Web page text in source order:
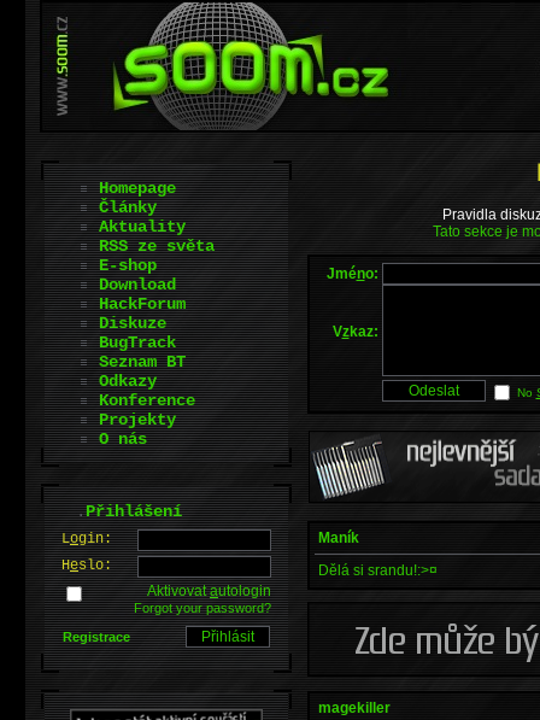
Pravidla
Tato sekce je
Jméno:
Vzkaz:
No
Maník
Dělá si srandu!:>¤
magekiller
Homepage
Články
Aktuality
RSS ze světa
E-shop
Download
HackForum
Diskuze
BugTrack
Seznam BT
Odkazy
Konference
Projekty
O nás
.Přihlášení
Login:
Heslo:
Aktivovatautologin
Forgot your password?
Registrace